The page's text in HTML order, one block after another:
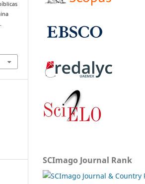
SCImago Journal Rank